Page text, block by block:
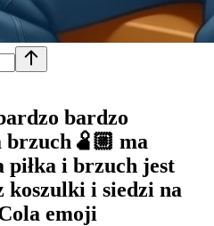
bardzo
brzuch🫄🏼 ma
piłka i brzuch jest
koszulki i siedzi na
emoji